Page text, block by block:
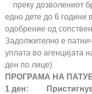
преку дозволениот
едно дете до 6 години
одобрение од
Задолжително е
уплата во агенцијата
ден по лице)
ПРОГРАМА НА
1 ден: